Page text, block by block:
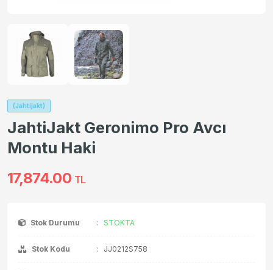
(Jahtijakt)
JahtiJakt Geronimo Pro Avcı
Montu Haki
17,874.00 TL
Stok Durumu : STOKTA
Stok Kodu : JJ0212S758